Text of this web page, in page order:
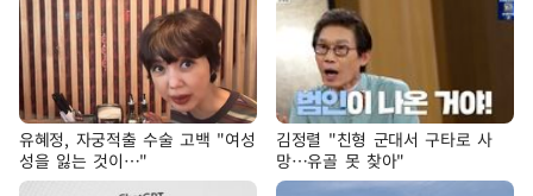
유혜정, 자궁적출 수술 고백 "여성
성을 잃는 것이…"
김정렬 "친형 군대서 구타로 사
망…유골 못 찾아"